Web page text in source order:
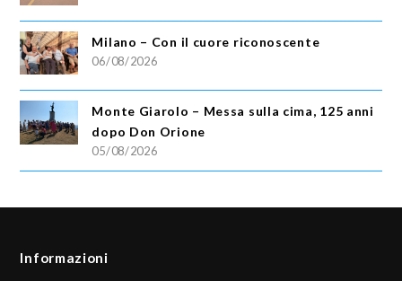
Milano – Con il cuore riconoscente
06/08/2026
Monte Giarolo – Messa sulla cima, 125 anni
dopo Don Orione
05/08/2026
Informazioni